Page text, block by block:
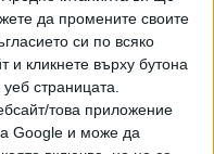
да промените своите
си по всяко
и кликнете върху бутона
страницата.
това приложение
Google и може да
на Михаил
театър – Ямбол,
на Сатиричен театър
фестивал е част от
в Павел баня, които